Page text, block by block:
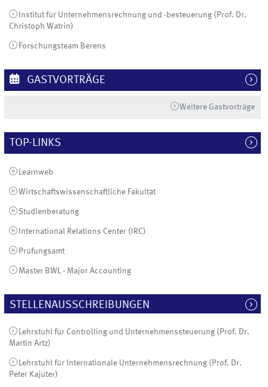
Institut für Unternehmensrechnung und -besteuerung (Prof. Dr.
Christoph Watrin)
Forschungsteam Berens
GASTVORTRÄGE
Weitere Gastvorträge
TOP-LINKS
Learnweb
Wirtschaftswissenschaftliche Fakultät
Studienberatung
International Relations Center (IRC)
Prüfungsamt
Master BWL - Major Accounting
STELLENAUSSCHREIBUNGEN
Lehrstuhl für Controlling und Unternehmenssteuerung (Prof. Dr.
Martin Artz)
Lehrstuhl für Internationale Unternehmensrechnung (Prof. Dr.
Peter Kajüter)